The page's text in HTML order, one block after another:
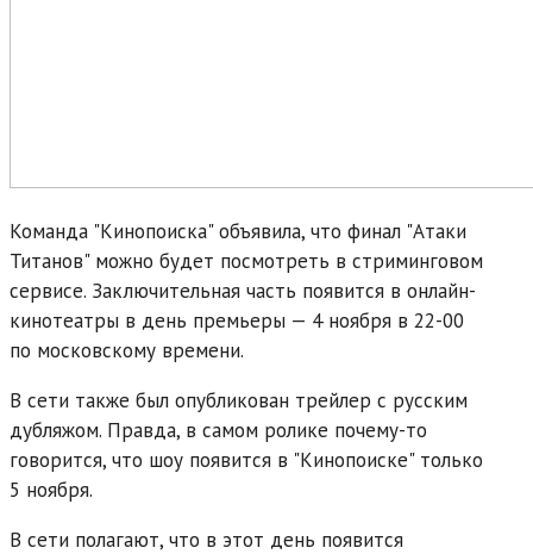
Команда "Кинопоиска" объявила, что финал "Атаки
Титанов" можно будет посмотреть в стриминговом
сервисе. Заключительная часть появится в онлайн-
кинотеатры в день премьеры — 4 ноября в 22-00
по московскому времени.
В сети также был опубликован трейлер с русским
дубляжом. Правда, в самом ролике почему-то
говорится, что шоу появится в "Кинопоиске" только
5 ноября.
В сети полагают, что в этот день появится